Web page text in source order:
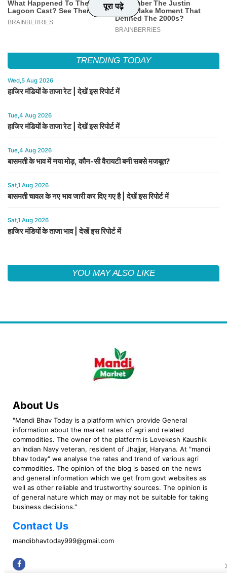
पूरा पढ़े
पूरा पढ़े
पूरा पढ़े
पूरा पढ़े
TRENDING TODAY
Wed,5 Aug 2026
हाजिर मंडियों के ताजा रेट | देखें इस रिपोर्ट में
Tue,4 Aug 2026
हाजिर मंडियों के ताजा रेट | देखें इस रिपोर्ट में
Tue,4 Aug 2026
बासमती के भाव में नया मोड़, कौन-सी वैरायटी बनी सबसे मजबूत?
Sat,1 Aug 2026
बासमती चावल के नए भाव जारी कर दिए गए है | देखें इस रिपोर्ट में
Sat,1 Aug 2026
हाजिर मंडियों के ताजा भाव | देखें इस रिपोर्ट में
YOU MAY ALSO LIKE
About Us
"Mandi Bhav Today is a platform which provide General
information about the market rates of agri and related
commodities. The owner of the platform is Lovekesh Kaushik
an Indian Navy veteran, resident of Jhajjar, Haryana. At "mandi
bhav today" we analyse the rates and trend of various agri
commodities. The opinion of the blog is based on the news
and general information which we get from govt websites as
well as other reliable and trustworthy sources. The opinion is
of general nature which may or may not be suitable for taking
business decisions."
Contact Us
mandibhavtoday999@gmail.com